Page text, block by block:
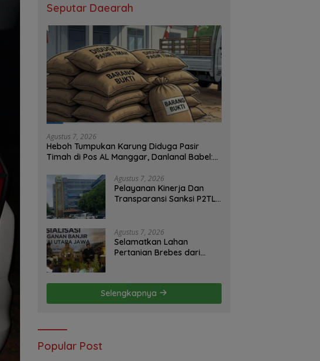
Seputar Daearah
Agustus 7, 2026
Heboh Tumpukan Karung Diduga Pasir
Timah di Pos AL Manggar, Danlanal Babel:
Agustus 7, 2026
Pelayanan Kinerja Dan
Transparansi Sanksi P2TL
S2JB Terkesan Tutup Mata
Agustus 7, 2026
Selamatkan Lahan
Pertanian Brebes dari
Selengkapnya
Popular Post